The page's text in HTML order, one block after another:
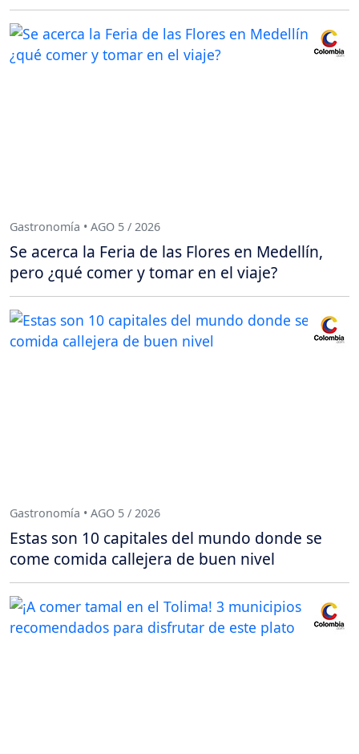
Gastronomía • AGO 5 / 2026
Se acerca la Feria de las Flores en Medellín,
pero ¿qué comer y tomar en el viaje?
Gastronomía • AGO 5 / 2026
Estas son 10 capitales del mundo donde se
come comida callejera de buen nivel